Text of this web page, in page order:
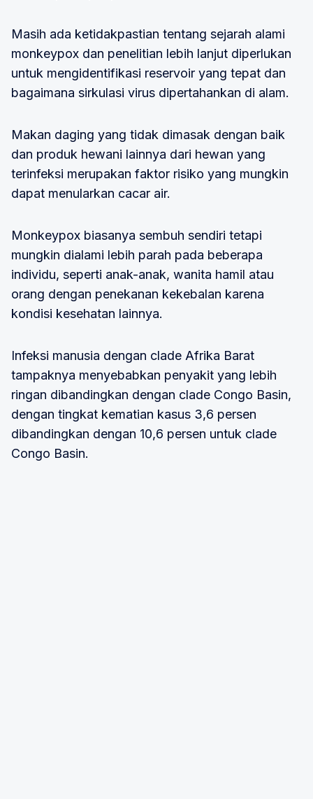
Masih ada ketidakpastian tentang sejarah alami
monkeypox dan penelitian lebih lanjut diperlukan
untuk mengidentifikasi reservoir yang tepat dan
bagaimana sirkulasi virus dipertahankan di alam.
Makan daging yang tidak dimasak dengan baik
dan produk hewani lainnya dari hewan yang
terinfeksi merupakan faktor risiko yang mungkin
dapat menularkan cacar air.
Monkeypox biasanya sembuh sendiri tetapi
mungkin dialami lebih parah pada beberapa
individu, seperti anak-anak, wanita hamil atau
orang dengan penekanan kekebalan karena
kondisi kesehatan lainnya.
Infeksi manusia dengan clade Afrika Barat
tampaknya menyebabkan penyakit yang lebih
ringan dibandingkan dengan clade Congo Basin,
dengan tingkat kematian kasus 3,6 persen
dibandingkan dengan 10,6 persen untuk clade
Congo Basin.